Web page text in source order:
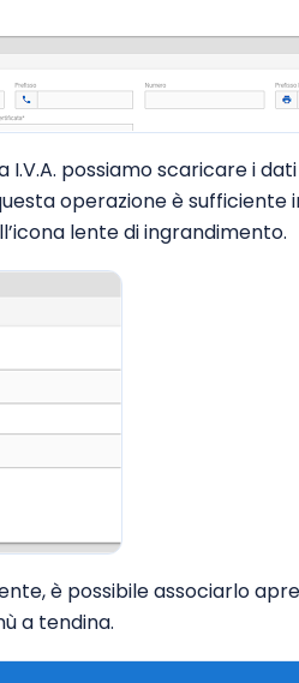
I.V.A. possiamo scaricare i
operazione è sufficiente
lente di ingrandimento.
è possibile associarlo
a tendina.